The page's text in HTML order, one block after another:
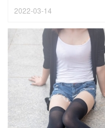
2022-03-14